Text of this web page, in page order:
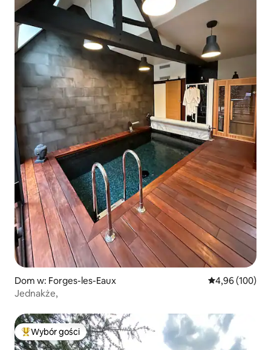
Dom w: Forges-les-Eaux Średnia
4,96 (100)
Jednakże,
Najpopularniejsze z kategorii Wybór gości
Wybór gości